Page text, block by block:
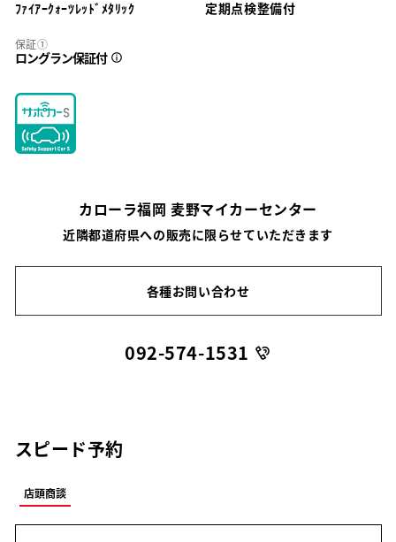
ﾌｧｲｱｰｸｫｰﾂﾚｯﾄﾞﾒﾀﾘｯｸ 定期点検整備付
保証①
ロングラン保証付
カローラ福岡 麦野マイカーセンター
近隣都道府県への販売に限らせていただきます
各種お問い合わせ
092-574-1531
スピード予約
店頭商談